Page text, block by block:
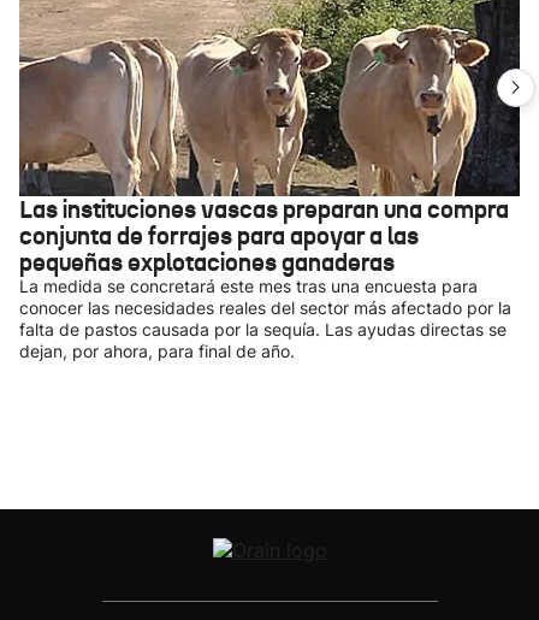
Las instituciones vascas preparan una compra
conjunta de forrajes para apoyar a las
pequeñas explotaciones ganaderas
La medida se concretará este mes tras una encuesta para
conocer las necesidades reales del sector más afectado por la
falta de pastos causada por la sequía. Las ayudas directas se
dejan, por ahora, para final de año.